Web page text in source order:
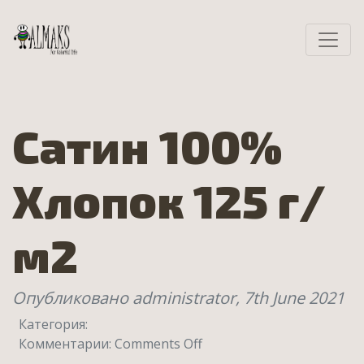
Сатин 100%
Хлопок 125 г/
м2
Опубликовано administrator, 7th June 2021
Категория:
Комментарии: Comments Offon